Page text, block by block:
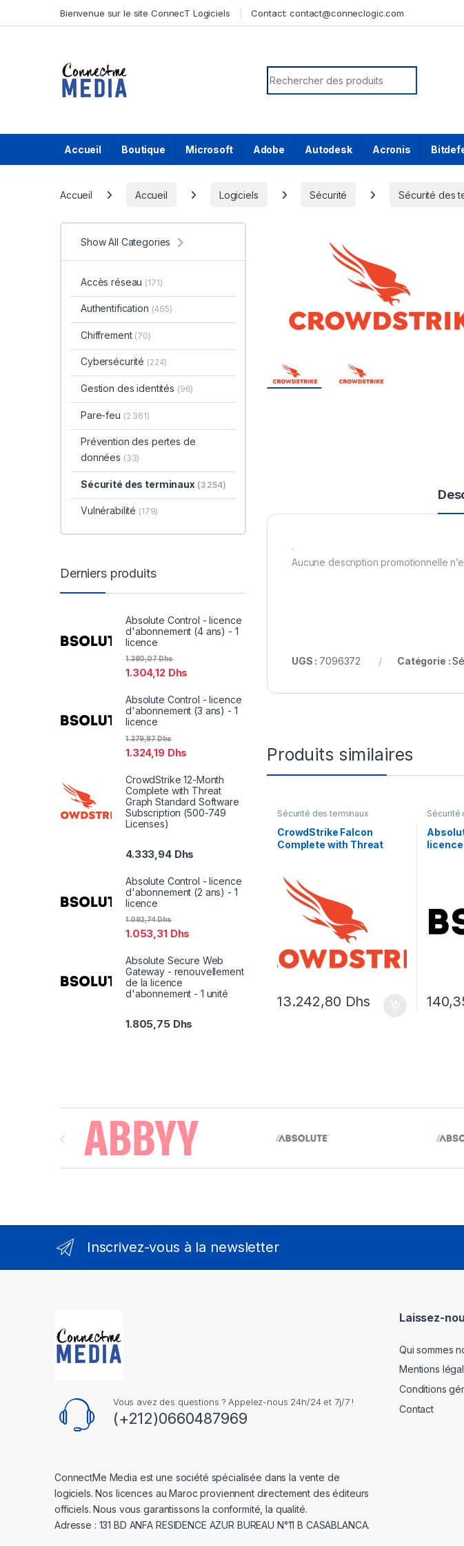
Bienvenue sur le site ConnecT Logiciels Contact:contact@conneclogic.com
Search for:
Accueil Boutique Microsoft Adobe Autodesk Acronis
Accueil Accueil Logiciels Sécurité Sécurité des
.
Aucune description promotionnelle
UGS : 7096372 Catégorie :
Produits similaires
Sécurité des terminaux
CrowdStrike Falcon
Complete with Threat
13.242,80 Dhs
Sécurité
licence
Show All Categories
Accès réseau (171)
Authentification (465)
Chiffrement (70)
Cybersécurité (224)
Gestion des identités (96)
Pare-feu (2 361)
Prévention des pertes de
données (33)
Sécurité des terminaux (3 254)
Vulnérabilité (179)
Derniers produits
Absolute Control - licence
d'abonnement (4 ans) - 1
licence
1.304,12 Dhs
1.380,07Dhs
Absolute Control - licence
d'abonnement (3 ans) - 1
licence
1.324,19 Dhs
1.379,87Dhs
CrowdStrike 12-Month
Complete with Threat
Graph Standard Software
Subscription (500-749
Licenses)
4.333,94 Dhs
Absolute Control - licence
d'abonnement (2 ans) - 1
licence
1.053,31 Dhs
1.092,74Dhs
Absolute Secure Web
Gateway - renouvellement
de la licence
d'abonnement - 1 unité
1.805,75 Dhs
Brands Carousel
Inscrivez-vous à la newsletter
Vous avez des questions ? Appelez-nous 24h/24 et 7j/7 !
(+212)0660487969
ConnectMe Media est une société spécialisée dans la vente de
logiciels. Nos licences au Maroc proviennent directement des éditeurs
officiels. Nous vous garantissons la conformité, la qualité.
Adresse : 131 BD ANFA RESIDENCE AZUR BUREAU N°11 B CASABLANCA.
Laissez-
Qui sommes
Mentions
Conditions
Contact